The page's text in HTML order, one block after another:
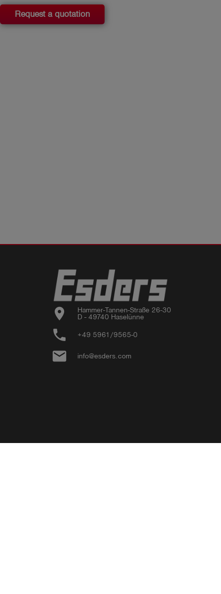
Request a quotation
location_on
Hammer-Tannen-Straße 26-30
D - 49740 Haselünne
phone +49 5961/9565-0
email info@esders.com